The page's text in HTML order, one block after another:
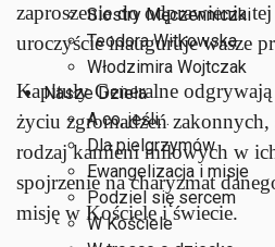
Siostry Męczenniczki
Teodora Witkowska
Włodzimira Wojtczak
Nasze Dzieła
A co, jeśli…
Dla pielgrzymów
Ewangelizacja i misje
Podziel się sercem
W Kościele
zaproszenie do odprawienia
uroczyście inauguruje wasze
Kapituły Generalne
życiu zgromadzeń
rodzaj kamieni milowych w
spojrzenie na charyzmat
misję w Kościele i świecie.